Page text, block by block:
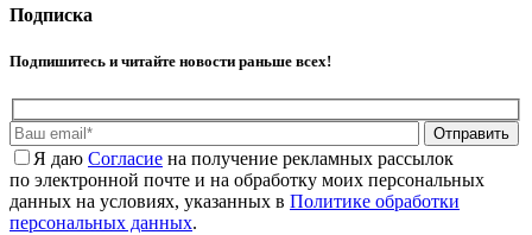
Подписка
Подпишитесь и читайте новости раньше всех!
Отправить
Я даю Cогласие на получение рекламных рассылок
по электронной почте и на обработку моих персональных
данных на условиях, указанных в Политике обработки
персональных данных.